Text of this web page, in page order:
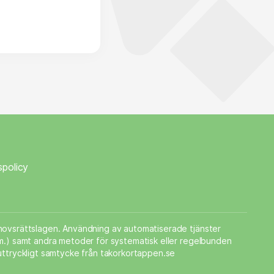
Användning av automatiserade tjänster
samt andra metoder för systematisk eller regelbunden
samtycke från takorkortappen.se